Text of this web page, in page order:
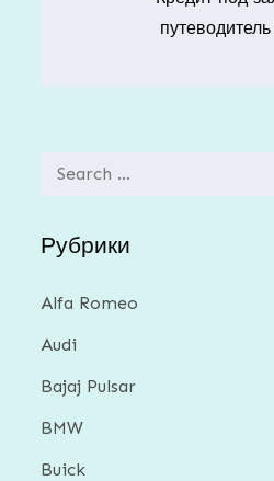
Search
Рубрики
Alfa Romeo
Audi
Bajaj Pulsar
BMW
Buick